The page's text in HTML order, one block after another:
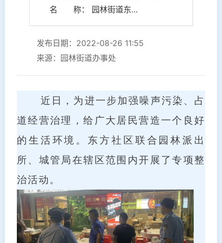
名 称： 园林街道东方社区联合多方力量整治重点场所占道经营、噪音扰民现象
发布日期：2022-08-26 11:55
来源：园林街道办事处
近日，为进一步加强噪声污染、占
道经营治理，给广大居民营造一个良好
的生活环境。东方社区联合园林派出
所、城管局在辖区范围内开展了专项整
治活动。